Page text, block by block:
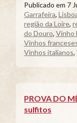
Publicado em 7
Garrafeira,
região da Loire,
do Douro, Vinho
Vinhos
Vinhos italianos,
PROVA DO
sulfitos